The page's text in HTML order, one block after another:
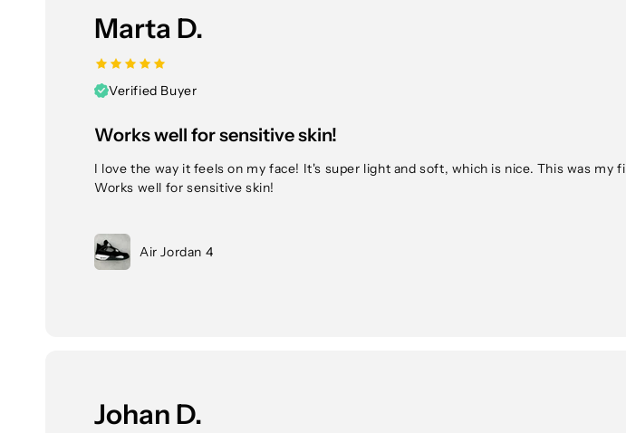
Marta D.
Verified Buyer
Works well for sensitive skin!
I love the way it feels on my face! It's super light and soft, which is nice. This was
Works well for sensitive skin!
Air Jordan 4
Johan D.